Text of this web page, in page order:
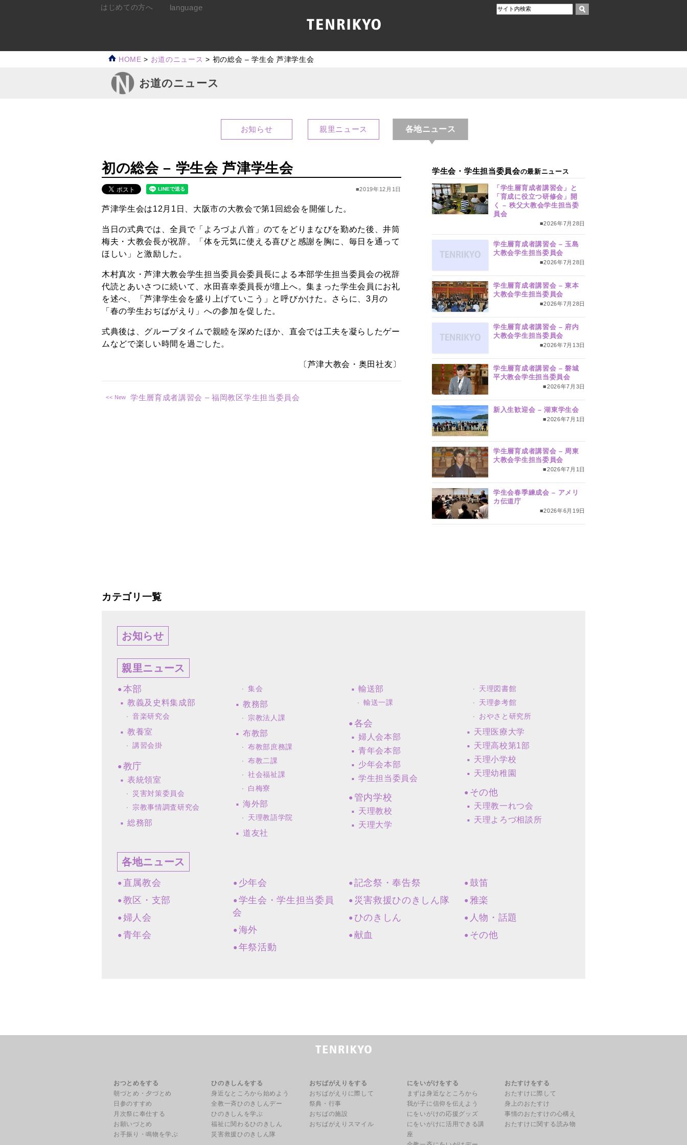
HOME > お道のニュース > 初の総会 – 学生会 芦津学生会
お道のニュース
お知らせ 親里ニュース 各地ニュース
初の総会 – 学生会 芦津学生会
■2019年12月1日
芦津学生会は12月1日、大阪市の大教会で第1回総会を開催した。
当日の式典では、全員で「よろづよ八首」のてをどりまなびを勤めた後、井筒
梅夫・大教会長が祝辞。「体を元気に使える喜びと感謝を胸に、毎日を通って
ほしい」と激励した。
木村真次・芦津大教会学生担当委員会委員長による本部学生担当委員会の祝辞
代読とあいさつに続いて、水田喜幸委員長が壇上へ。集まった学生会員にお礼
を述べ、「芦津学生会を盛り上げていこう」と呼びかけた。さらに、3月の
「春の学生おぢばがえり」への参加を促した。
式典後は、グループタイムで親睦を深めたほか、直会では工夫を凝らしたゲー
ムなどで楽しい時間を過ごした。
〔芦津大教会・奥田社友〕
学生層育成者講習会 – 福岡教区学生担当委員会
学生会・学生担当委員会の最新ニュース
「学生層育成者講習会」と
「育成に役立つ研修会」開
く – 秩父大教会学生担当委
員会
■2026年7月28日
学生層育成者講習会 – 玉島
大教会学生担当委員会
■2026年7月28日
学生層育成者講習会 – 東本
大教会学生担当委員会
■2026年7月28日
学生層育成者講習会 – 府内
大教会学生担当委員会
■2026年7月13日
学生層育成者講習会 – 磐城
平大教会学生担当委員会
■2026年7月3日
新入生歓迎会 – 湖東学生会
■2026年7月1日
学生層育成者講習会 – 周東
大教会学生担当委員会
■2026年7月1日
学生会春季練成会 – アメリ
カ伝道庁
■2026年6月19日
カテゴリ一覧
お知らせ
親里ニュース
本部
教義及史料集成部
音楽研究会
教養室
講習会掛
教庁
表統領室
災害対策委員会
宗教事情調査研究会
総務部
集会
教務部
宗教法人課
布教部
布教部庶務課
布教二課
社会福祉課
白梅寮
海外部
天理教語学院
道友社
輸送部
輸送一課
各会
婦人会本部
青年会本部
少年会本部
学生担当委員会
管内学校
天理教校
天理大学
天理図書館
天理参考館
おやさと研究所
天理医療大学
天理高校第1部
天理小学校
天理幼稚園
その他
天理教一れつ会
天理よろづ相談所
各地ニュース
直属教会
教区・支部
婦人会
青年会
少年会
学生会・学生担当委員
会
海外
年祭活動
記念祭・奉告祭
災害救援ひのきしん隊
ひのきしん
献血
鼓笛
雅楽
人物・話題
その他
はじめての方へ language
おつとめをする
朝づとめ・夕づとめ
日参のすすめ
月次祭に奉仕する
お願いづとめ
お手振り・鳴物を学ぶ
ひのきしんをする
身近なところから始めよう
全教一斉ひのきしんデー
ひのきしんを学ぶ
福祉に関わるひのきしん
災害救援ひのきしん隊
おぢばがえりをする
おぢばがえりに際して
祭典・行事
おぢばの施設
おぢばがえりスマイル
にをいがけをする
まずは身近なところから
我が子に信仰を伝えよう
にをいがけの応援グッズ
にをいがけに活用できる講
座
おたすけをする
おたすけに際して
身上のおたすけ
事情のおたすけの心構え
おたすけに関する読み物